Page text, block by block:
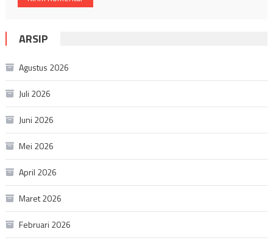
ARSIP
Agustus 2026
Juli 2026
Juni 2026
Mei 2026
April 2026
Maret 2026
Februari 2026